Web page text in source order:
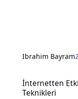
Ibrahim Bayram
İnternetten
Teknikleri